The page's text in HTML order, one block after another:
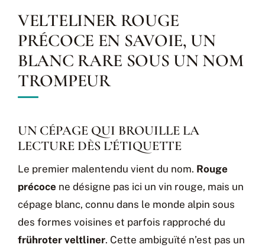
VELTELINER ROUGE
PRÉCOCE EN SAVOIE, UN
BLANC RARE SOUS UN NOM
TROMPEUR
UN CÉPAGE QUI BROUILLE LA
LECTURE DÈS L’ÉTIQUETTE
Le premier malentendu vient du nom. Rouge
précoce ne désigne pas ici un vin rouge, mais un
cépage blanc, connu dans le monde alpin sous
des formes voisines et parfois rapproché du
frühroter veltliner. Cette ambiguïté n’est pas un